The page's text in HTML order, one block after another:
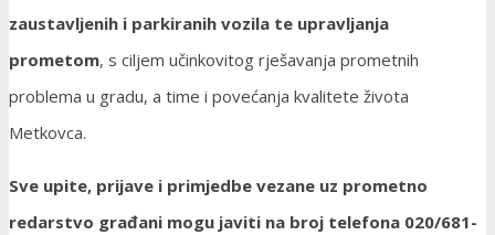
zaustavljenih i parkiranih vozila te upravljanja
prometom, s ciljem učinkovitog rješavanja prometnih
problema u gradu, a time i povećanja kvalitete života
Metkovca.
Sve upite, prijave i primjedbe vezane uz prometno
redarstvo građani mogu javiti na broj telefona 020/681-